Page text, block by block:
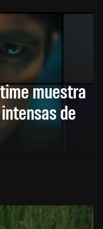
muestra
de